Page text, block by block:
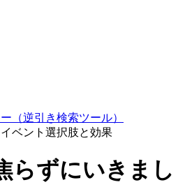
（逆引き検索ツール）
ベント選択肢と効果
らずにいきまし